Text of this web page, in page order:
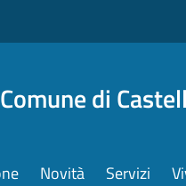
Comune di
Novità Servizi